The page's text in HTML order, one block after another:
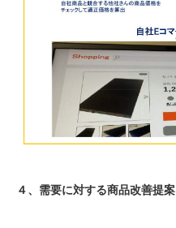
４、需要に対する商品改善提案